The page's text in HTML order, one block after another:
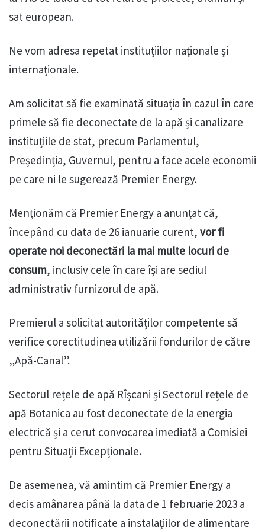
sat european.
Ne vom adresa repetat instituțiilor naționale și
internaționale.
Am solicitat să fie examinată situația în cazul în care
primele să fie deconectate de la apă și canalizare
instituțiile de stat, precum Parlamentul,
Președinția, Guvernul, pentru a face acele economii
pe care ni le sugerează Premier Energy.
Menționăm că Premier Energy a anunțat că,
începând cu data de 26 ianuarie curent, vor fi
operate noi deconectări la mai multe locuri de
consum, inclusiv cele în care își are sediul
administrativ furnizorul de apă.
Premierul a solicitat autorităților competente să
verifice corectitudinea utilizării fondurilor de către
„Apă-Canal”.
Sectorul rețele de apă Rîșcani și Sectorul rețele de
apă Botanica au fost deconectate de la energia
electrică și a cerut convocarea imediată a Comisiei
pentru Situații Excepționale.
De asemenea, vă amintim că Premier Energy a
decis amânarea până la data de 1 februarie 2023 a
deconectării notificate a instalațiilor de alimentare